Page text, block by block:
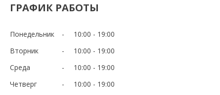
ГРАФИК РАБОТЫ
Понедельник 10:00
19:00
Вторник
10:00
19:00
Среда
10:00
19:00
Четверг
10:00
19:00